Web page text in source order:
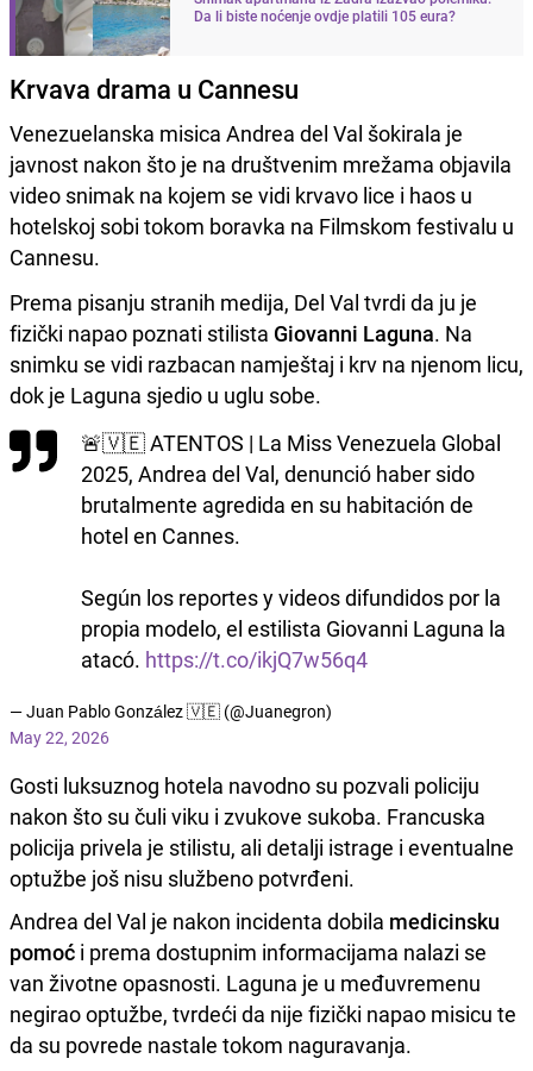
Da li biste noćenje ovdje platili 105 eura?
Krvava drama u Cannesu
Venezuelanska misica Andrea del Val šokirala je
javnost nakon što je na društvenim mrežama objavila
video snimak na kojem se vidi krvavo lice i haos u
hotelskoj sobi tokom boravka na Filmskom festivalu u
Cannesu.
Prema pisanju stranih medija, Del Val tvrdi da ju je
fizički napao poznati stilista Giovanni Laguna. Na
snimku se vidi razbacan namještaj i krv na njenom licu,
dok je Laguna sjedio u uglu sobe.
🚨🇻🇪 ATENTOS | La Miss Venezuela Global
2025, Andrea del Val, denunció haber sido
brutalmente agredida en su habitación de
hotel en Cannes.
Según los reportes y videos difundidos por la
propia modelo, el estilista Giovanni Laguna la
atacó. https://t.co/ikjQ7w56q4
— Juan Pablo González 🇻🇪 (@Juanegron)
May 22, 2026
Gosti luksuznog hotela navodno su pozvali policiju
nakon što su čuli viku i zvukove sukoba. Francuska
policija privela je stilistu, ali detalji istrage i eventualne
optužbe još nisu službeno potvrđeni.
Andrea del Val je nakon incidenta dobila medicinsku
pomoć i prema dostupnim informacijama nalazi se
van životne opasnosti. Laguna je u međuvremenu
negirao optužbe, tvrdeći da nije fizički napao misicu te
da su povrede nastale tokom naguravanja.